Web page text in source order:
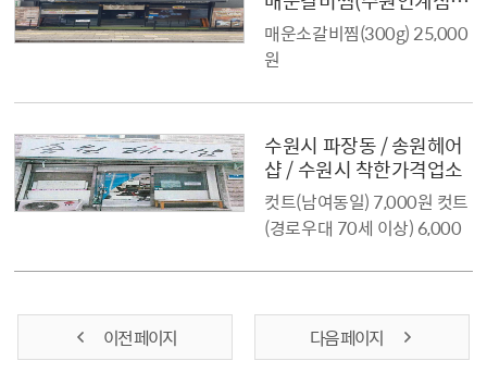
수원시 착한가격업소
매운소갈비찜(300g) 25,000
원
수원시 파장동 / 송원헤어
샵 / 수원시 착한가격업소
컷트(남여동일) 7,000원 컷트
(경로우대 70세 이상) 6,000
이전 페이지 다음 페이지